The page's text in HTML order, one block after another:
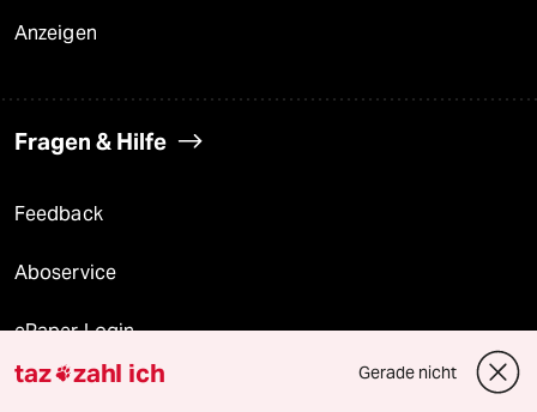
Anzeigen
Fragen & Hilfe
Feedback
Aboservice
ePaper Login
Downloads für Abonnierende
taz zahl ich Gerade nicht